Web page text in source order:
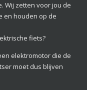
Wij zetten voor jou de
en houden op de
fiets?
elektromotor die de
moet dus blijven